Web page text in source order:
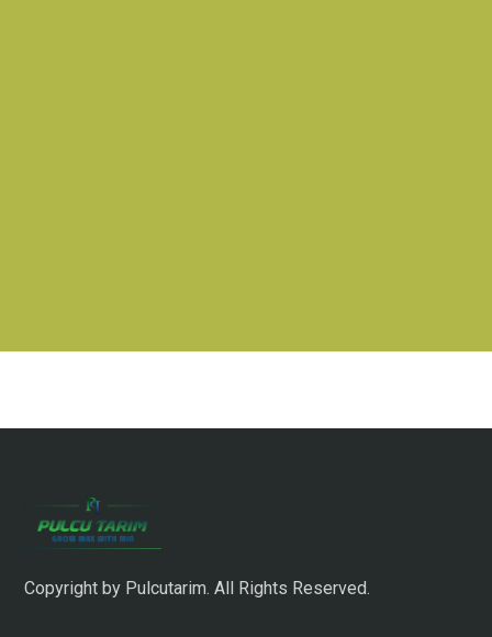
Copyright by Pulcutarim. All Rights Reserved.